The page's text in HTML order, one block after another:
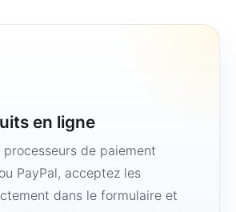
en ligne
de paiement
PayPal, acceptez les
dans le formulaire et